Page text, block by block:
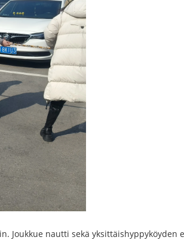
Joukkue nautti sekä yksittäishyppyköyden